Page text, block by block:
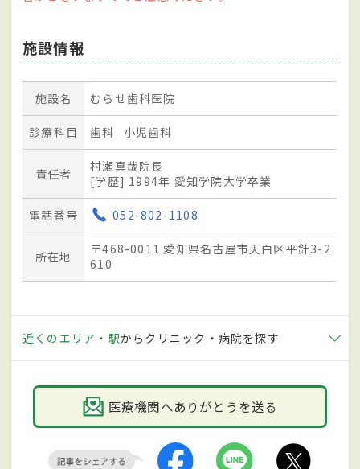
施設情報
施設名 むらせ歯科医院
診療科目 歯科 小児歯科
責任者
村瀬真哉院長
[学歴] 1994年 愛知学院大学卒業
電話番号 052-802-1108
所在地
〒468-0011 愛知県名古屋市天白区平針3-2
610
近くのエリア・駅からクリニック・病院を探す
医療機関へありがとうを送る